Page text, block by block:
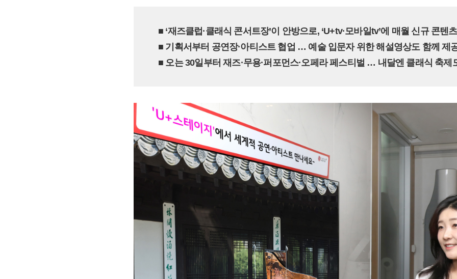
■ ‘재즈클럽·클래식 콘서트장’이 안방으로, ‘U+tv·모바일tv’에 매월 신규 콘텐
■ 기획서부터 공연장·아티스트 협업 … 예술 입문자 위한 해설영상도 함께 제
■ 오는 30일부터 재즈·무용·퍼포먼스·오페라 페스티벌 … 내달엔 클래식 축제